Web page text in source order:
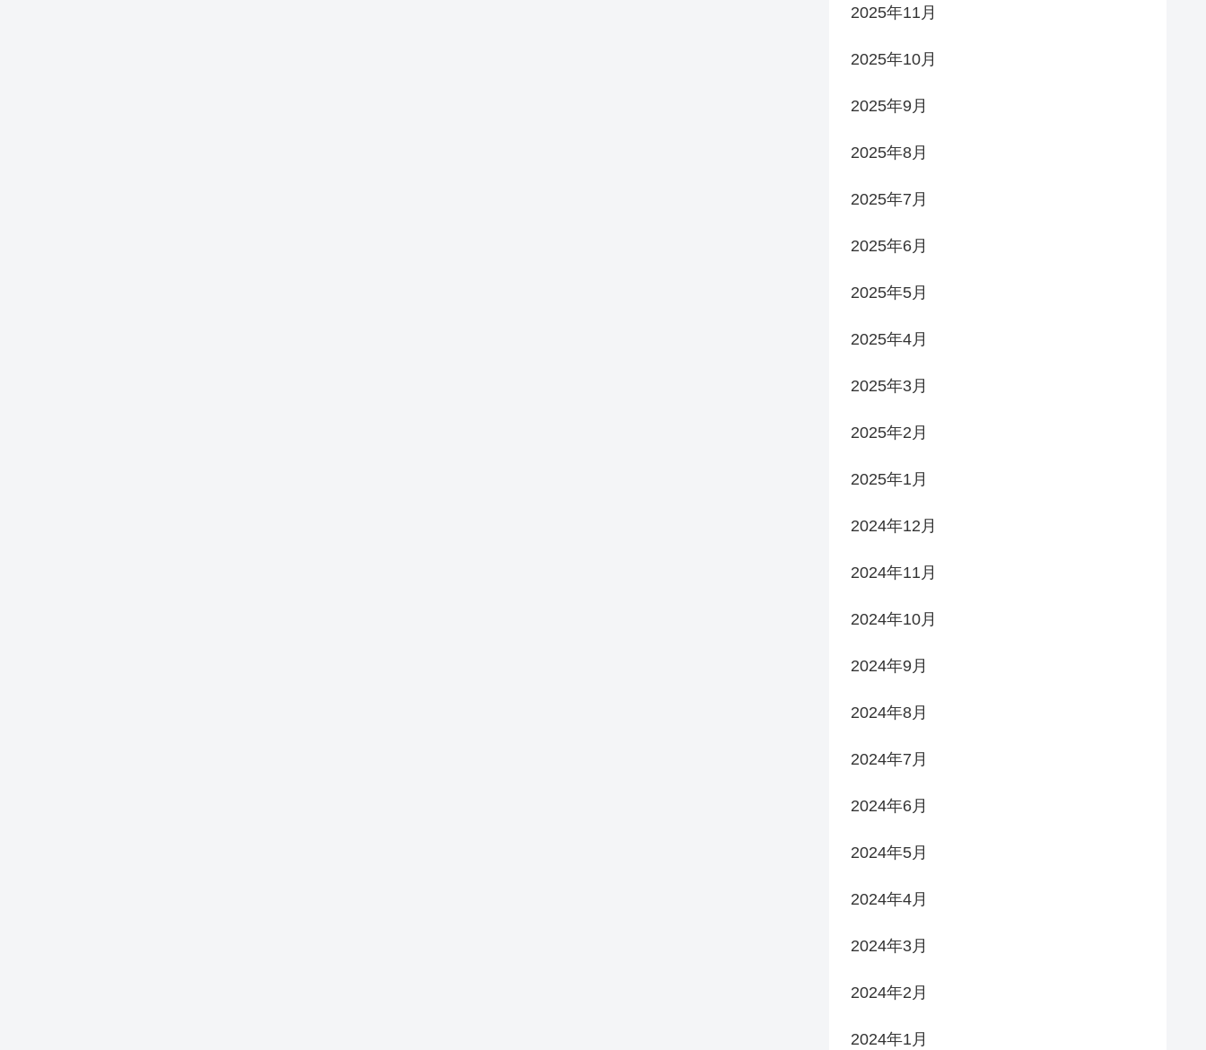
2025年11月
2025年10月
2025年9月
2025年8月
2025年7月
2025年6月
2025年5月
2025年4月
2025年3月
2025年2月
2025年1月
2024年12月
2024年11月
2024年10月
2024年9月
2024年8月
2024年7月
2024年6月
2024年5月
2024年4月
2024年3月
2024年2月
2024年1月